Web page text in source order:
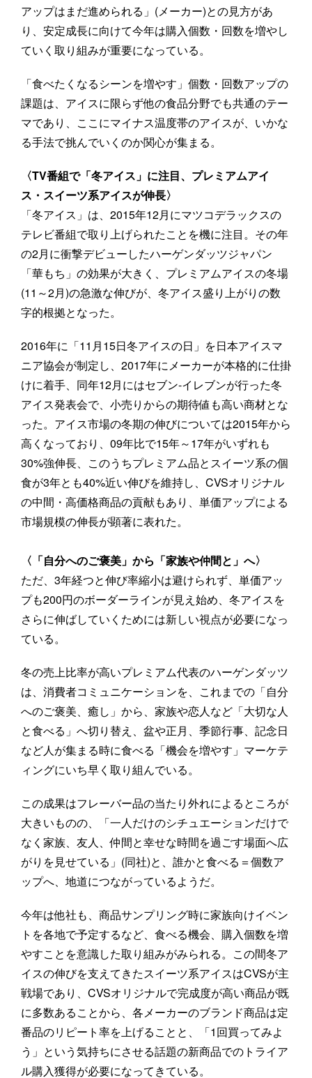
アップはまだ進められる」(メーカー)との見方があ
り、安定成長に向けて今年は購入個数・回数を増やし
ていく取り組みが重要になっている。
「食べたくなるシーンを増やす」個数・回数アップの
課題は、アイスに限らず他の食品分野でも共通のテー
マであり、ここにマイナス温度帯のアイスが、いかな
る手法で挑んでいくのか関心が集まる。
〈TV番組で「冬アイス」に注目、プレミアムアイ
ス・スイーツ系アイスが伸長〉
「冬アイス」は、2015年12月にマツコデラックスの
テレビ番組で取り上げられたことを機に注目。その年
の2月に衝撃デビューしたハーゲンダッツジャパン
「華もち」の効果が大きく、プレミアムアイスの冬場
(11～2月)の急激な伸びが、冬アイス盛り上がりの数
字的根拠となった。
2016年に「11月15日冬アイスの日」を日本アイスマ
ニア協会が制定し、2017年にメーカーが本格的に仕掛
けに着手、同年12月にはセブン-イレブンが行った冬
アイス発表会で、小売りからの期待値も高い商材とな
った。アイス市場の冬期の伸びについては2015年から
高くなっており、09年比で15年～17年がいずれも
30%強伸長、このうちプレミアム品とスイーツ系の個
食が3年とも40%近い伸びを維持し、CVSオリジナル
の中間・高価格商品の貢献もあり、単価アップによる
市場規模の伸長が顕著に表れた。
〈「自分へのご褒美」から「家族や仲間と」へ〉
ただ、3年経つと伸び率縮小は避けられず、単価アッ
プも200円のボーダーラインが見え始め、冬アイスを
さらに伸ばしていくためには新しい視点が必要になっ
ている。
冬の売上比率が高いプレミアム代表のハーゲンダッツ
は、消費者コミュニケーションを、これまでの「自分
へのご褒美、癒し」から、家族や恋人など「大切な人
と食べる」へ切り替え、盆や正月、季節行事、記念日
など人が集まる時に食べる「機会を増やす」マーケテ
ィングにいち早く取り組んでいる。
この成果はフレーバー品の当たり外れによるところが
大きいものの、「一人だけのシチュエーションだけで
なく家族、友人、仲間と幸せな時間を過ごす場面へ広
がりを見せている」(同社)と、誰かと食べる＝個数ア
ップへ、地道につながっているようだ。
今年は他社も、商品サンプリング時に家族向けイベン
トを各地で予定するなど、食べる機会、購入個数を増
やすことを意識した取り組みがみられる。この間冬ア
イスの伸びを支えてきたスイーツ系アイスはCVSが主
戦場であり、CVSオリジナルで完成度が高い商品が既
に多数あることから、各メーカーのブランド商品は定
番品のリピート率を上げることと、「1回買ってみよ
う」という気持ちにさせる話題の新商品でのトライア
ル購入獲得が必要になってきている。